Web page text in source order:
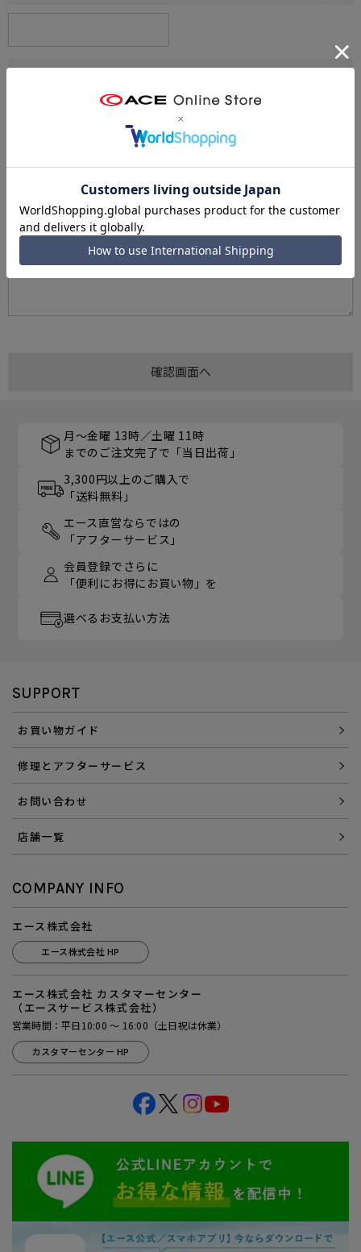
内容
月～金曜 13時／土曜 11時
までのご注文完了で「当日出荷」
3,300円以上のご購入で
「送料無料」
エース直営ならではの
「アフターサービス」
会員登録でさらに
「便利にお得にお買い物」を
選べるお支払い方法
SUPPORT
お買い物ガイド
修理とアフターサービス
お問い合わせ
店舗一覧
COMPANY INFO
エース株式会社
エース株式会社 HP
エース株式会社 カスタマーセンター
（エースサービス株式会社）
営業時間：平日10:00 ～ 16:00（土日祝は休業）
カスタマーセンター HP